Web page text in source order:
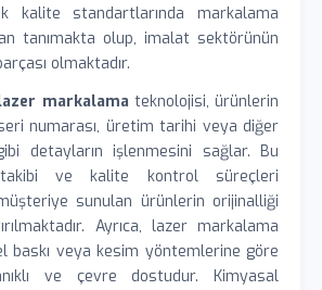
kalite standartlarında markalama
tanımakta olup, imalat sektörünün
olmaktadır.
markalama teknolojisi, ürünlerin
numarası, üretim tarihi veya diğer
detayların işlenmesini sağlar. Bu
ve kalite kontrol süreçleri
sunulan ürünlerin orijinalliği
Ayrıca, lazer markalama
baskı veya kesim yöntemlerine göre
ve çevre dostudur. Kimyasal